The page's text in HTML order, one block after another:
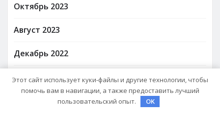
Октябрь 2023
Август 2023
Декабрь 2022
Март 2022
Этот сайт использует куки-файлы и другие технологии, чтобы
помочь вам в навигации, а также предоставить лучший
пользовательский опыт.
OK